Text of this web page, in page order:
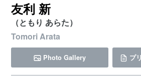
友利 新
（ともり あらた）
Tomori Arata
Photo Gallery プ